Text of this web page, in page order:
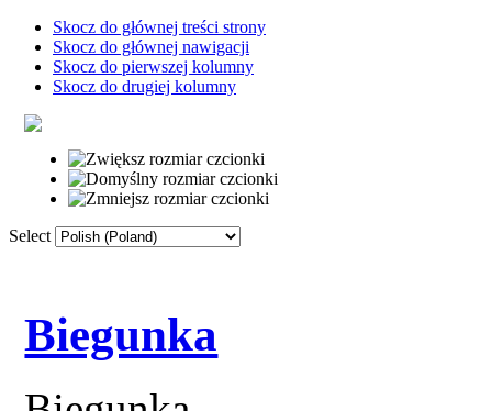
Skocz do głównej treści strony
Skocz do głównej nawigacji
Skocz do pierwszej kolumny
Skocz do drugiej kolumny
Select
Biegunka